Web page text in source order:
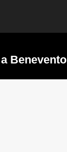
Benevento